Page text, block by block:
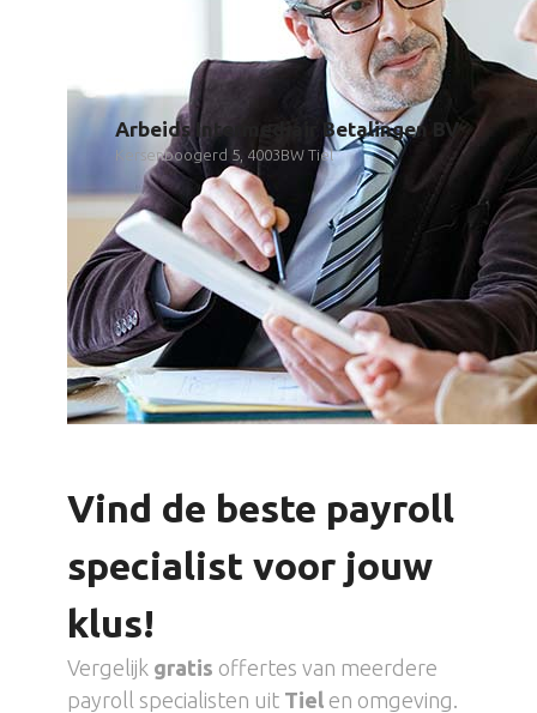
Arbeids Intermediair Betalingen BV
Kersenboogerd 5, 4003BW Tiel
Vind de beste payroll
specialist voor jouw
klus!
Vergelijk gratis offertes van meerdere
payroll specialisten uit Tiel en omgeving.